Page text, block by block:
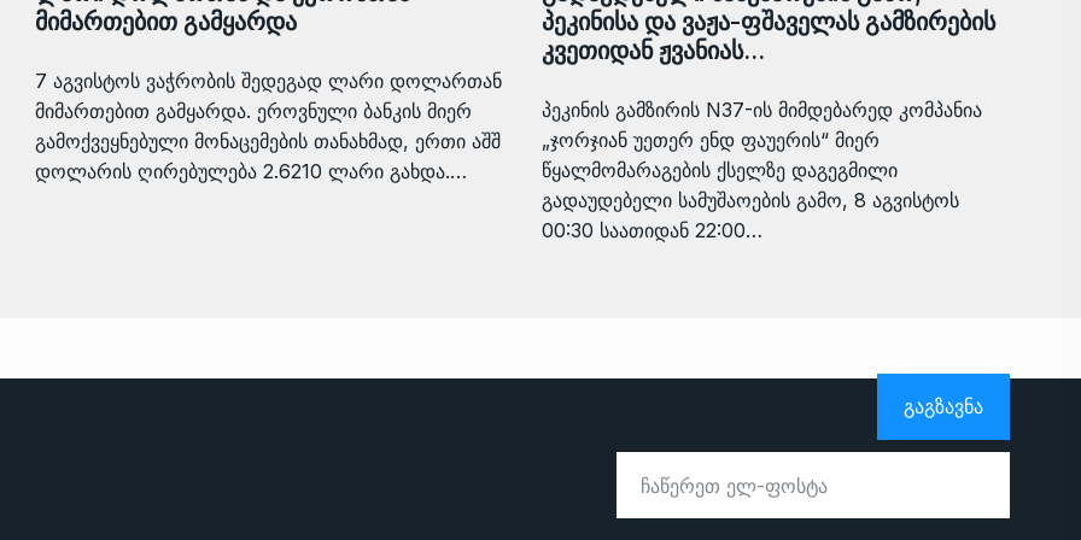
მიმართებით გამყარდა
7 აგვისტოს ვაჭრობის შედეგად ლარი დოლართან
მიმართებით გამყარდა. ეროვნული ბანკის მიერ
გამოქვეყნებული მონაცემების თანახმად, ერთი აშშ
დოლარის ღირებულება 2.6210 ლარი გახდა.…
პეკინისა და ვაჟა-ფშაველას გამზირების
კვეთიდან ჟვანიას…
პეკინის გამზირის N37-ის მიმდებარედ კომპანია
„ჯორჯიან უეთერ ენდ ფაუერის“ მიერ
წყალმომარაგების ქსელზე დაგეგმილი
გადაუდებელი სამუშაოების გამო, 8 აგვისტოს
00:30 საათიდან 22:00…
ᲒᲐᲒᲖᲐᲕᲜᲐ